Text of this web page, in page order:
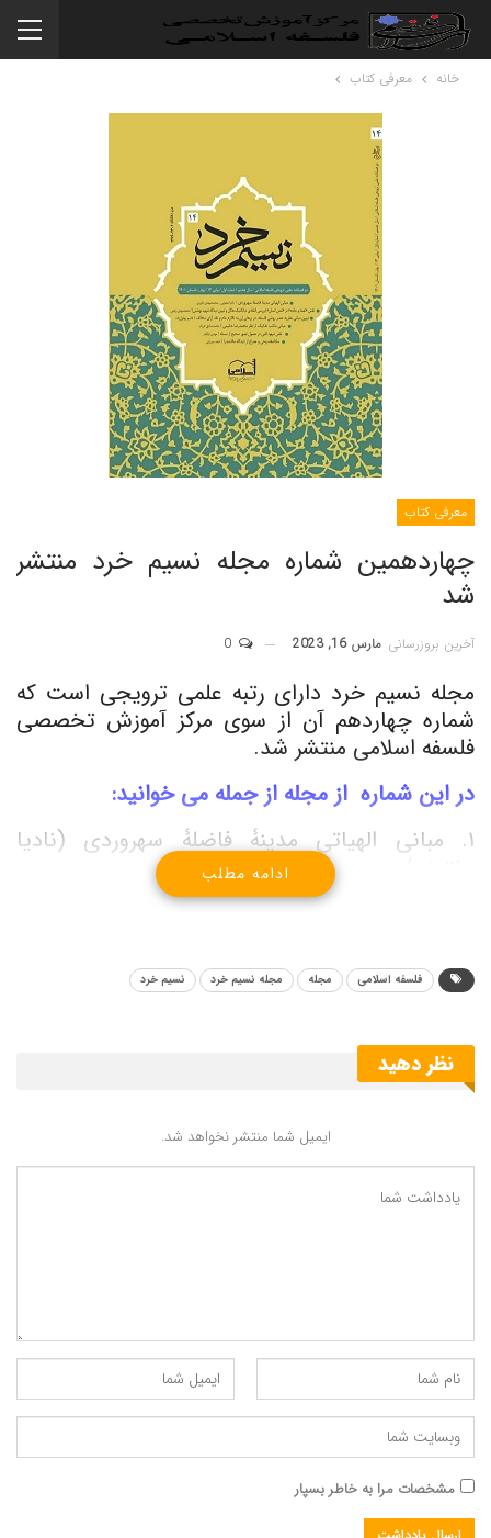
خانه معرفی کتاب
معرفی کتاب
چهاردهمین شماره مجله نسیم خرد منتشر
شد
آخرین بروزرسانی مارس 16, 2023
مجله نسیم خرد دارای رتبه علمی ترویجی است که
شماره چهاردهم آن از سوی مرکز آموزش تخصصی
فلسفه اسلامی منتشر شد.
در این شماره از مجله از جمله می خوانید:
۱. مبانی الهیاتی مدینۀ فاضلۀ سهروردی (نادیا
مفتونی/ محمدمهدی داور)
۲. نقش «تضاد و جاذبه» در «شدن انسان»؛ بررسی
بهشتی (محمدمهدی رفیعی)
إن به تلازم عام» و نقد آرای مخالف (قاسم بهلول
زاده)
(محمدصادق فرزام)
۵. نقش شهود قلبی در دستیابی به تصور صحیح از
مسئله (مهدی ذوالقدر)
جهت مطالعه به پایگاه اینترنتی این مجلهبه این جا
مراجعه نمایید
پیوندک : https://mfalsafe.ir/?p=115390
ادامه مطلب
فلسفه اسلامی مجله مجله نسیم خرد نسیم خرد
نظر دهید
ایمیل شما منتشر نخواهد شد.
مشخصات مرا به خاطر بسپار